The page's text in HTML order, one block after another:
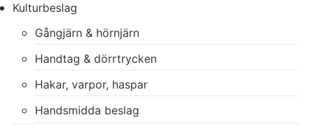
Kulturbeslag
Gångjärn & hörnjärn
Handtag & dörrtrycken
Hakar, varpor, haspar
Handsmidda beslag